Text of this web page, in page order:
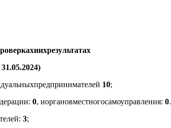
иихрезультатах
31.05.2024)
предпринимателей 10;
: 0, иоргановместногосамоуправления: 0.
: 3;